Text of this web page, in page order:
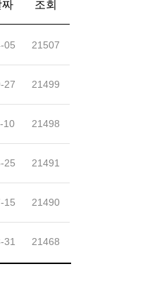
짜 조회
05 21507
27 21499
10 21498
25 21491
15 21490
31 21468